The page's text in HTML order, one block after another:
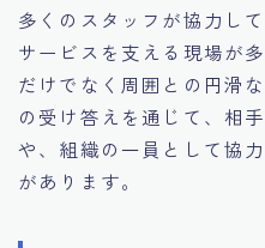
多くのスタッフが協力し
サービスを支える現場が
だけでなく周囲との円滑
の受け答えを通じて、相
や、組織の一員として協
があります。